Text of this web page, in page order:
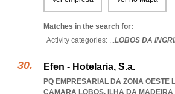
Matches in the search for:
Activity categories: ...LOBOS DA
Efen - Hotelaria, S.a.
PQ EMPRESARIAL DA ZONA OESTE
CAMARA LOBOS, ILHA DA